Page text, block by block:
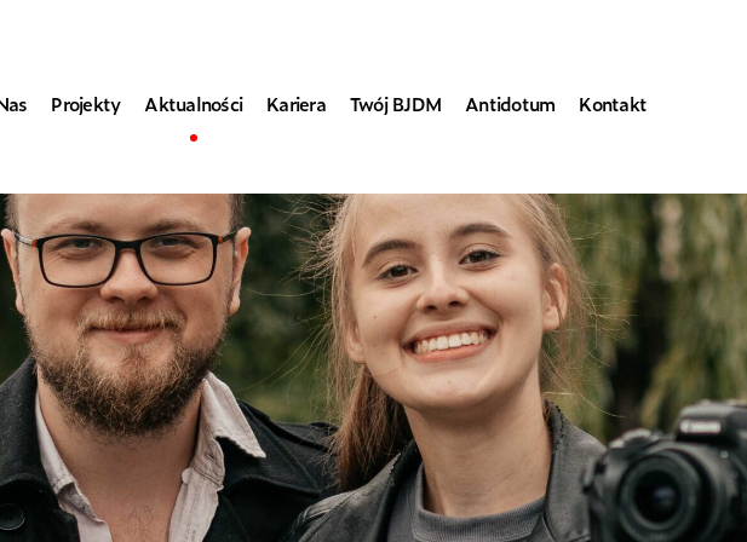
Projekty Aktualności Kariera Twój BJDM Antidotum Kontakt